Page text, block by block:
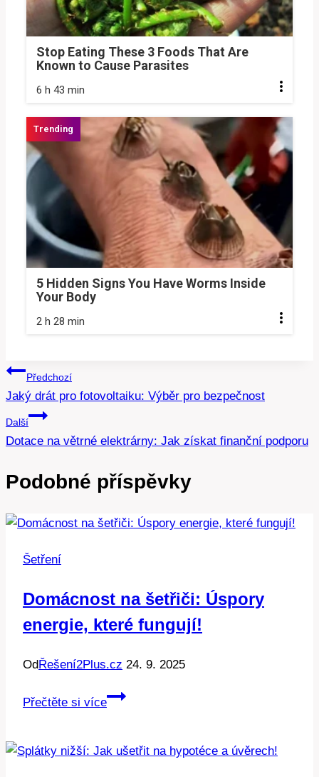
Stop Eating These 3 Foods That Are
Known to Cause Parasites
6 h 43 min
5 Hidden Signs You Have Worms Inside
Your Body
2 h 28 min
Navigace
pro
příspěvek
Předchozí
Jaký drát pro fotovoltaiku: Výběr pro bezpečnost
Další
Dotace na větrné elektrárny: Jak získat finanční podporu
Podobné příspěvky
Šetření
Domácnost na šetřiči: Úspory
energie, které fungují!
OdŘešení2Plus.cz 24. 9. 2025
Přečtěte si více
Domácnost
Úspory